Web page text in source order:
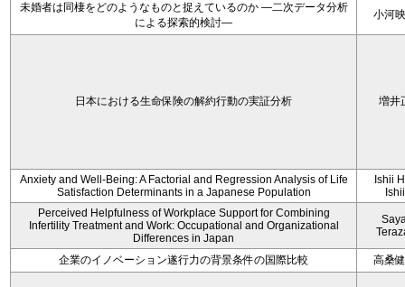
未婚者は同棲をどのようなものと捉えているのか —二次データ分析
による探索的検討—
小河
日本における生命保険の解約行動の実証分析 増井
Anxiety and Well-Being: A Factorial and Regression Analysis of Life
Satisfaction Determinants in a Japanese Population
Ishii
Perceived Helpfulness of Workplace Support for Combining
Infertility Treatment and Work: Occupational and Organizational
Differences in Japan
企業のイノベーション遂行力の背景条件の国際比較 高桑